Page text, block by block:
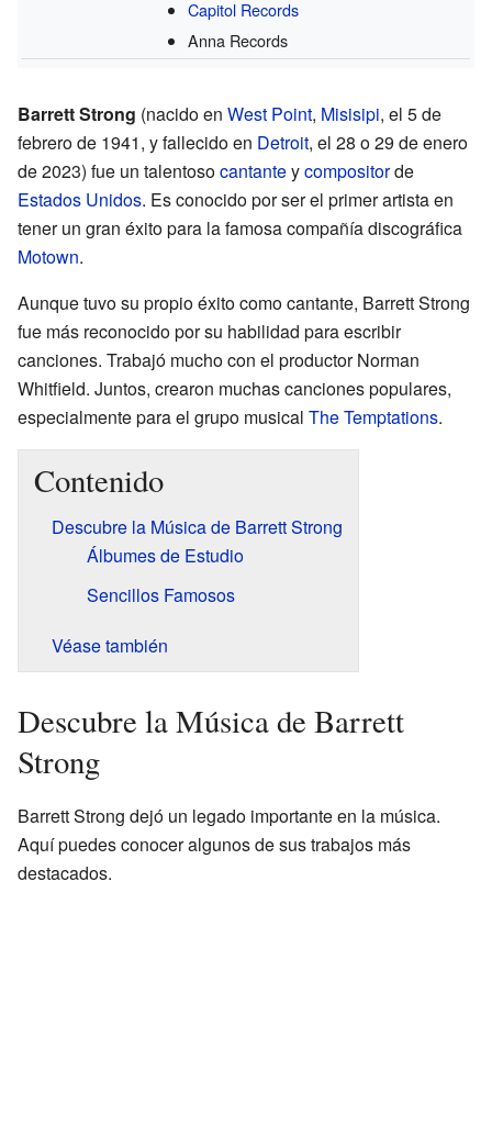
Capitol Records
Anna Records
Barrett Strong (nacido en West Point, Misisipi, el 5 de
febrero de 1941, y fallecido en Detroit, el 28 o 29 de enero
de 2023) fue un talentosocantanteycompositorde
Estados Unidos. Es conocido por ser el primer artista en
tener un gran éxito para la famosa compañía discográfica
Motown.
Aunque tuvo su propio éxito como cantante, Barrett Strong
fue más reconocido por su habilidad para escribir
canciones. Trabajó mucho con el productor Norman
Whitfield. Juntos, crearon muchas canciones populares,
especialmente para el grupo musical The Temptations.
Contenido
Descubre la Música de Barrett Strong
Álbumes de Estudio
Sencillos Famosos
Véase también
Descubre la Música de Barrett
Strong
Barrett Strong dejó un legado importante en la música.
Aquí puedes conocer algunos de sus trabajos más
destacados.